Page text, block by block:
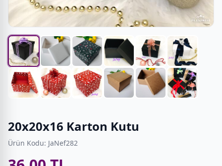
20x20x16 Karton Kutu
Ürün Kodu: JaNef282